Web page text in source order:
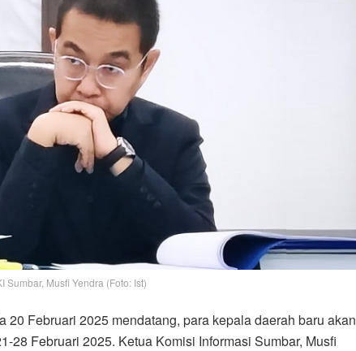
Sumbar, Musfi Yendra (Foto: Ist)
20 Februari 2025 mendatang, para kepala daerah baru akan
28 Februari 2025. Ketua Komisi Informasi Sumbar, Musfi